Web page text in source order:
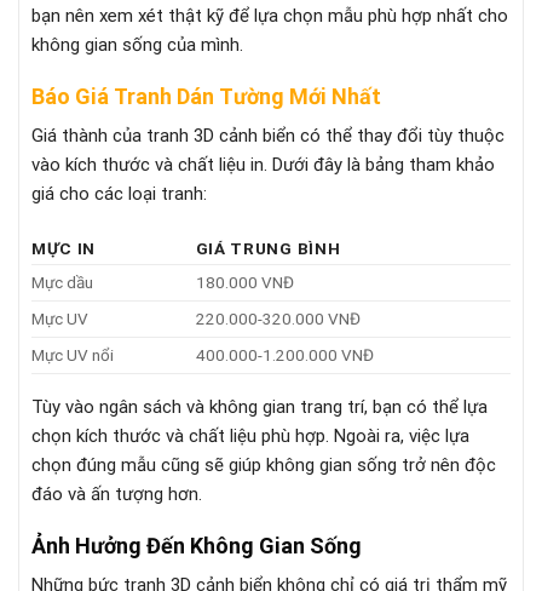
bạn nên xem xét thật kỹ để lựa chọn mẫu phù hợp nhất cho
không gian sống của mình.
Báo Giá Tranh Dán Tường Mới Nhất
Giá thành của tranh 3D cảnh biển có thể thay đổi tùy thuộc
vào kích thước và chất liệu in. Dưới đây là bảng tham khảo
giá cho các loại tranh:
MỰC IN
GIÁ TRUNG BÌNH
Mực dầu
180.000 VNĐ
Mực UV
220.000-320.000 VNĐ
Mực UV nổi
400.000-1.200.000 VNĐ
Tùy vào ngân sách và không gian trang trí, bạn có thể lựa
chọn kích thước và chất liệu phù hợp. Ngoài ra, việc lựa
chọn đúng mẫu cũng sẽ giúp không gian sống trở nên độc
đáo và ấn tượng hơn.
Ảnh Hưởng Đến Không Gian Sống
Những bức tranh 3D cảnh biển không chỉ có giá trị thẩm mỹ